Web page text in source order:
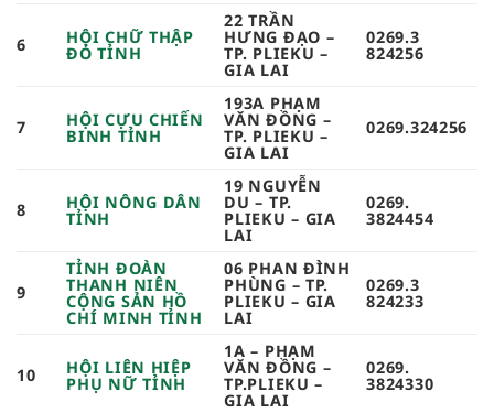
6 HỘI CHỮ THẬP
ĐỎ TỈNH
22 TRẦN
HƯNG ĐẠO –
TP. PLIEKU –
GIA LAI
0269.3
824256​
7 HỘI CỰU CHIẾN
BINH TỈNH
193A PHẠM
VĂN ĐỒNG –
TP. PLIEKU –
GIA LAI
0269.324256​
8 HỘI NÔNG DÂN
TỈNH
19 NGUYỄN
DU – TP.
PLIEKU – GIA
LAI
0269.
3824454​
9
TỈNH ĐOÀN
THANH NIÊN
CỘNG SẢN HỒ
CHÍ MINH TỈNH
06 PHAN ĐÌNH
PHÙNG – TP.
PLIEKU – GIA
LAI
0269.3
824233​
10 HỘI LIÊN HIỆP
PHỤ NỮ TỈNH
1A – PHẠM
VĂN ĐỒNG –
TP.PLIEKU –
GIA LAI
0269.
3824330​